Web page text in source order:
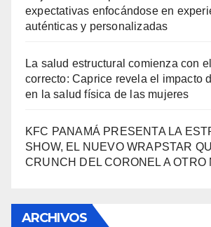
expectativas enfocándose en
auténticas y personalizadas
La salud estructural comienza con
correcto: Caprice revela el impacto
en la salud física de las mujeres
KFC PANAMÁ PRESENTA LA
SHOW, EL NUEVO WRAPSTAR
CRUNCH DEL CORONEL A OTRO
ARCHIVOS